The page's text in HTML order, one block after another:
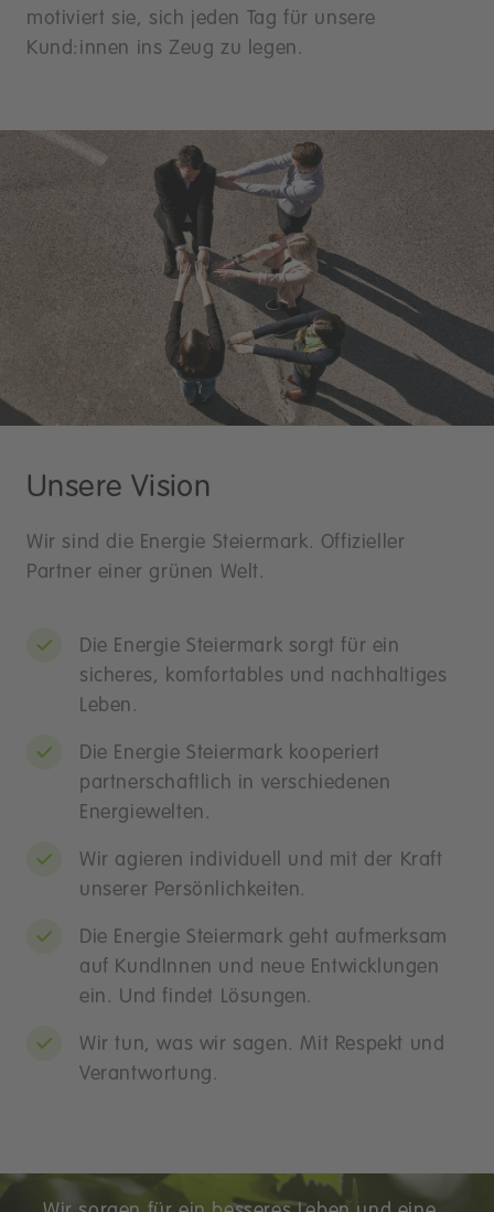
motiviert sie, sich jeden Tag für unsere
Kund:innen ins Zeug zu legen.
Unsere Vision
Wir sind die Energie Steiermark. Offizieller
Partner einer grünen Welt.
Die Energie Steiermark sorgt für ein
sicheres, komfortables und nachhaltiges
Leben.
Die Energie Steiermark kooperiert
partnerschaftlich in verschiedenen
Energiewelten.
Wir agieren individuell und mit der Kraft
unserer Persönlichkeiten.
Die Energie Steiermark geht aufmerksam
auf KundInnen und neue Entwicklungen
ein. Und findet Lösungen.
Wir tun, was wir sagen. Mit Respekt und
Verantwortung.